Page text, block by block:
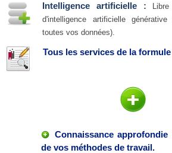
Intelligence artificielle :
d'intelligence artificielle
toutes vos données).
Tous les services de la
Connaissance
de vos méthodes de travail.